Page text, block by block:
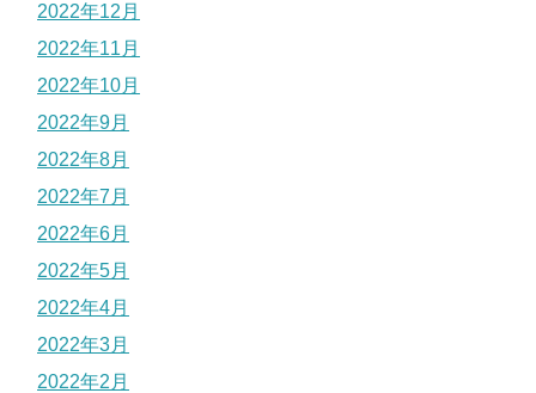
2022年12月
2022年11月
2022年10月
2022年9月
2022年8月
2022年7月
2022年6月
2022年5月
2022年4月
2022年3月
2022年2月